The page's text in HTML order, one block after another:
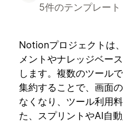
5件のテンプレート
Notionプロジェクトは
メントやナレッジベー
します。複数のツール
集約することで、画面
なくなり、ツール利用
た、スプリントやAI自